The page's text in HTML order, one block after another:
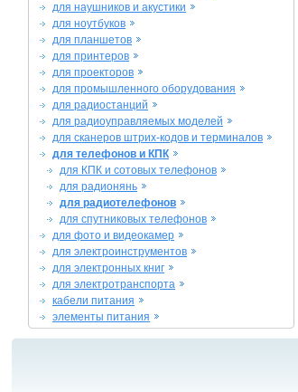
для наушников и акустики
для ноутбуков
для планшетов
для принтеров
для проекторов
для промышленного оборудования
для радиостанций
для радиоуправляемых моделей
для сканеров штрих-кодов и терминалов
для телефонов и КПК
для КПК и сотовых телефонов
для радионянь
для радиотелефонов
для спутниковых телефонов
для фото и видеокамер
для электроинструментов
для электронных книг
для электротранспорта
кабели питания
элементы питания